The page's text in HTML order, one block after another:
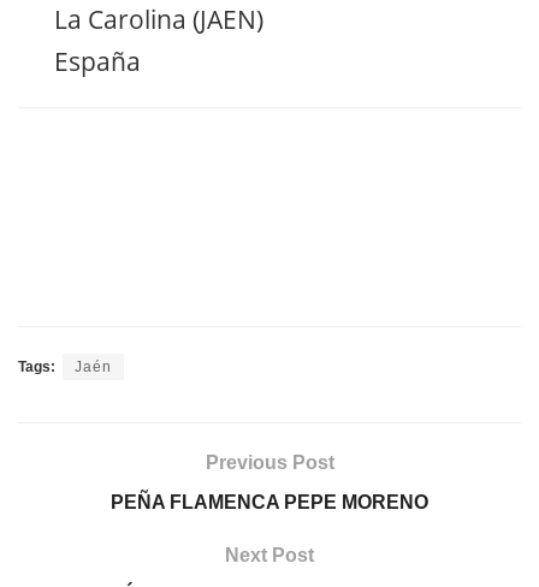
La Carolina (JAEN)
España
Tags: Jaén
Previous Post
PEÑA FLAMENCA PEPE MORENO
Next Post